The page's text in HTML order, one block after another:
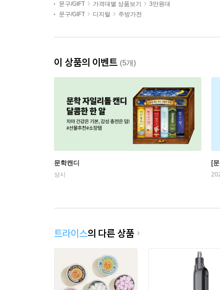
문구/GIFT 가격대별 상품보기
3만원대
문구/GIFT
디지털 주방가전
이 상품의 이벤트 (5개)
문학캔디
상시
[
트라이스의 다른 상품